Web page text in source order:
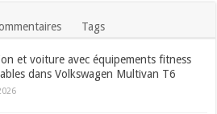
Tags
et voiture avec équipements fitness
dans Volkswagen Multivan T6